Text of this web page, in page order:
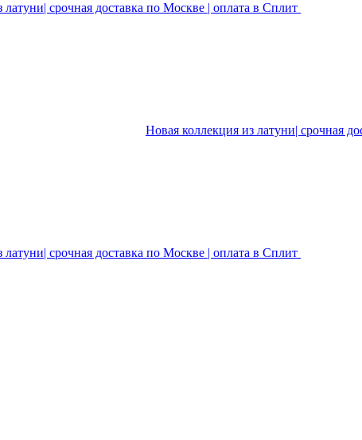
латуни| срочная доставка по Москве | оплата в Сплит
Новая коллекция из латуни| срочная
латуни| срочная доставка по Москве | оплата в Сплит